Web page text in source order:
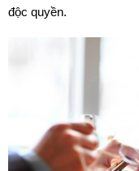
độc quyền.